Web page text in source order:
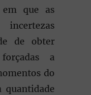
em que as
incertezas
de obter
a
do
quantidade